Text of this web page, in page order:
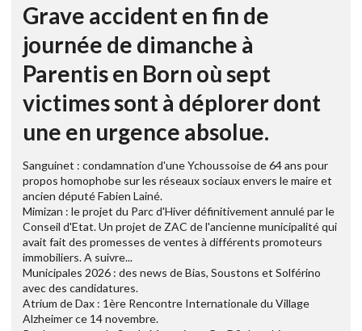
Grave accident en fin de
journée de dimanche à
Parentis en Born où sept
victimes sont à déplorer dont
une en urgence absolue.
Sanguinet : condamnation d'une Ychoussoise de 64 ans pour
propos homophobe sur les réseaux sociaux envers le maire et
ancien député Fabien Lainé.
Mimizan : le projet du Parc d'Hiver définitivement annulé par le
Conseil d'Etat. Un projet de ZAC de l'ancienne municipalité qui
avait fait des promesses de ventes à différents promoteurs
immobiliers. A suivre...
Municipales 2026 : des news de Bias, Soustons et Solférino
avec des candidatures.
Atrium de Dax : 1ère Rencontre Internationale du Village
Alzheimer ce 14 novembre.